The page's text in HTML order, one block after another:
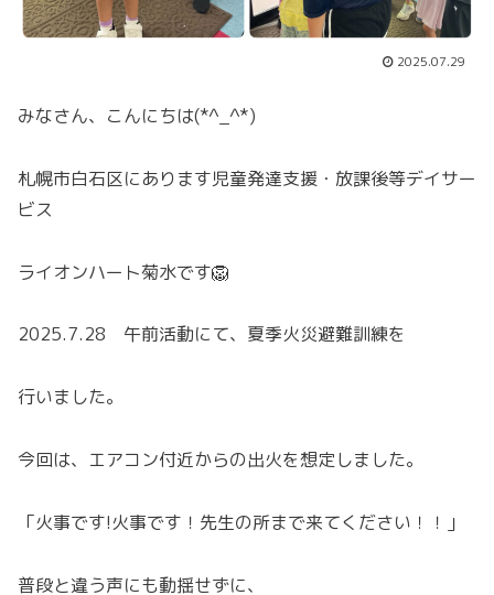
2025.07.29
みなさん、こんにちは(*^_^*)
札幌市白石区にあります児童発達支援・放課後等デイサー
ビス
ライオンハート菊水です🦁
2025.7.28 午前活動にて、夏季火災避難訓練を
行いました。
今回は、エアコン付近からの出火を想定しました。
「火事です!火事です！先生の所まで来てください！！」
普段と違う声にも動揺せずに、